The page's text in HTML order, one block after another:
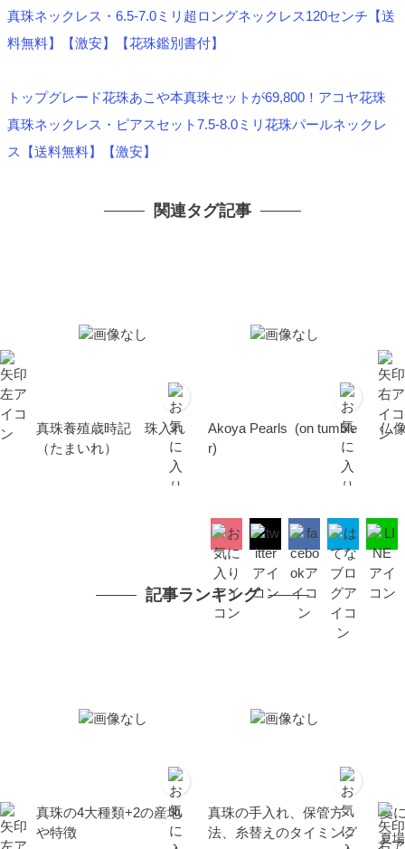
真珠ネックレス・6.5-7.0ミリ超ロングネックレス120センチ【送
料無料】【激安】【花珠鑑別書付】
トップグレード花珠あこや本真珠セットが69,800！アコヤ花珠
真珠ネックレス・ピアスセット7.5-8.0ミリ花珠パールネックレ
ス【送料無料】【激安】
関連タグ記事
真珠養殖歳時記 珠入れ
（たまいれ）
Akoya Pearls (on tumble
r)
仏
記事ランキング
真珠の4大種類+2の産地
や特徴
真珠の手入れ、保管方
法、糸替えのタイミング
夏
夏